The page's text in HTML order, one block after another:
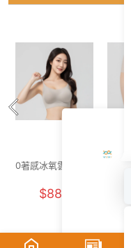
0著感冰氧雲柔細肩
$880
活力運動抑菌